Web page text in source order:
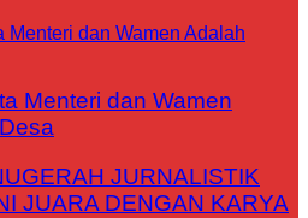
Menteri dan Wamen
JURNALISTIK
JUARA DENGAN KARYA